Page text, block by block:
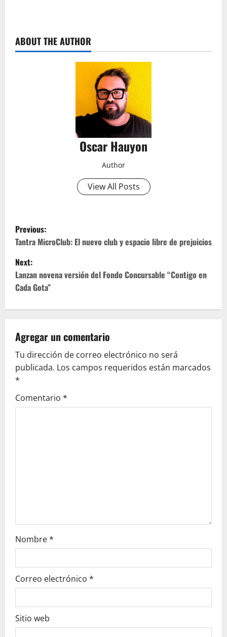
ABOUT THE AUTHOR
Oscar Hauyon
Author
View All Posts
P
o
s
t
n
a
v
i
g
Previous:
Tantra MicroClub: El nuevo club y espacio libre de prejuicios
Next:
Lanzan novena versión del Fondo Concursable “Contigo en
Cada Gota”
Agregar un comentario
Tu dirección de correo electrónico no será
publicada. Los campos requeridos están marcados
*
Comentario *
Nombre*
Correo electrónico *
Sitio web